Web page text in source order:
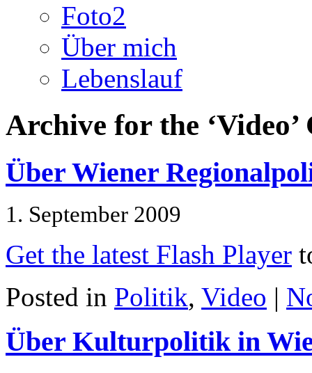
Foto2
Über mich
Lebenslauf
Archive for the ‘Video’
Über Wiener
1. September 2009
Get the latest Flash Player
Posted in Politik, Video |
Über Kulturpolitik in